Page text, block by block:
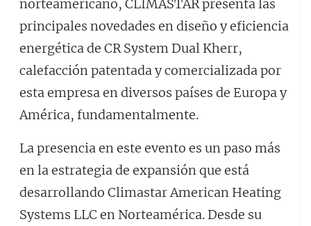
norteamericano, CLIMASTAR presenta las
principales novedades en diseño y eficiencia
energética de CR System Dual Kherr,
calefacción patentada y comercializada por
esta empresa en diversos países de Europa y
América, fundamentalmente.
La presencia en este evento es un paso más
en la estrategia de expansión que está
desarrollando Climastar American Heating
Systems LLC en Norteamérica. Desde su